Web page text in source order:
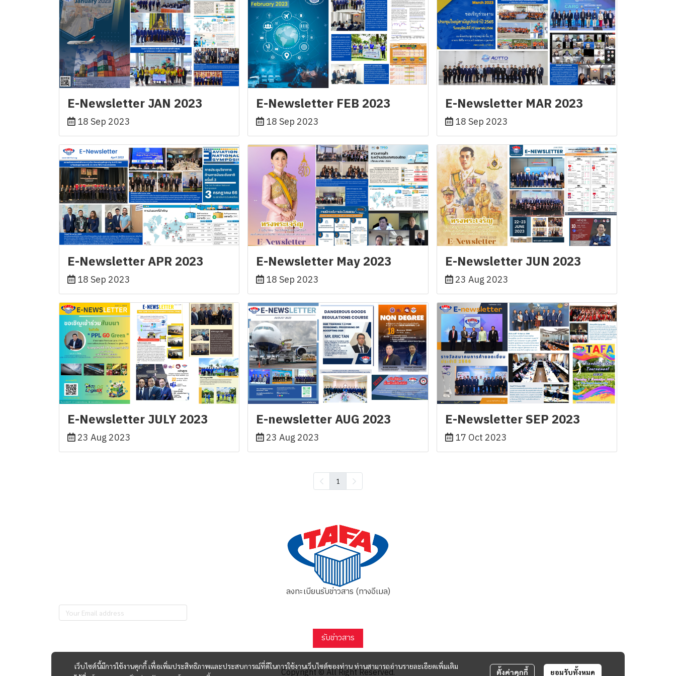
E-Newsletter JAN 2023
18 Sep 2023
E-Newsletter FEB 2023
18 Sep 2023
E-Newsletter MAR 2023
18 Sep 2023
E-Newsletter APR 2023
18 Sep 2023
E-Newsletter May 2023
18 Sep 2023
E-Newsletter JUN 2023
23 Aug 2023
E-Newsletter JULY 2023
23 Aug 2023
E-newsletter AUG 2023
23 Aug 2023
E-Newsletter SEP 2023
17 Oct 2023
1
เว็บไซต์นี้มีการใช้งานคุกกี้ เพื่อเพิ่มประสิทธิภาพและประสบการณ์ที่ดีในการใช้งานเว็บไซต์ของท่าน ท่านสามารถอ่านรายละเอียดเพิ่มเติม
ตั้งค่าคุกกี้ ยอมรับทั้งหมด
ลงทะเบียนรับข่าวสาร (ทางอีเมล)
รับข่าวสาร
Copyright © All Right Reserved.